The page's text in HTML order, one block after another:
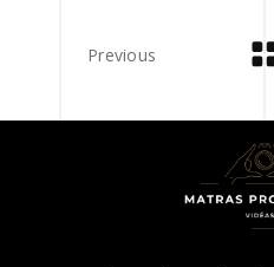
Previous